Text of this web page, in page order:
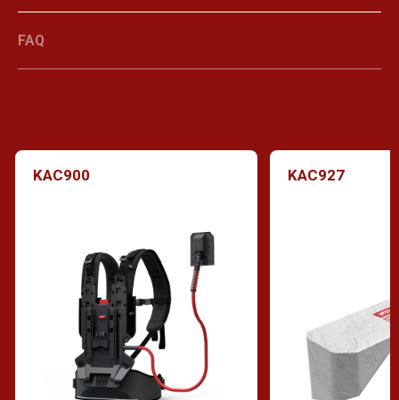
FAQ
KAC900 KAC927